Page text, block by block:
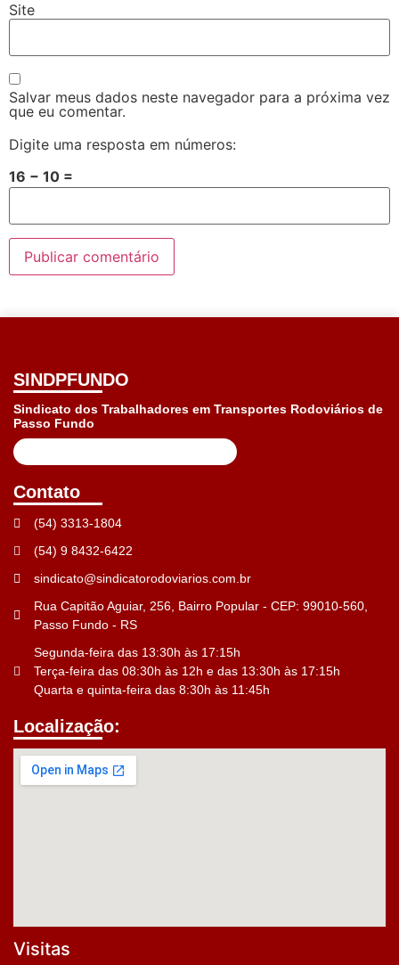
Site
Salvar meus dados neste navegador para a próxima vez
que eu comentar.
Digite uma resposta em números:
16 − 10 =
SINDPFUNDO
Sindicato dos Trabalhadores em Transportes Rodoviários de
Passo Fundo
Contato
(54) 3313-1804
(54) 9 8432-6422
sindicato@sindicatorodoviarios.com.br
Rua Capitão Aguiar, 256, Bairro Popular - CEP: 99010-560,
Passo Fundo - RS
Segunda-feira das 13:30h às 17:15h
Terça-feira das 08:30h às 12h e das 13:30h às 17:15h
Quarta e quinta-feira das 8:30h às 11:45h
Localização:
Visitas